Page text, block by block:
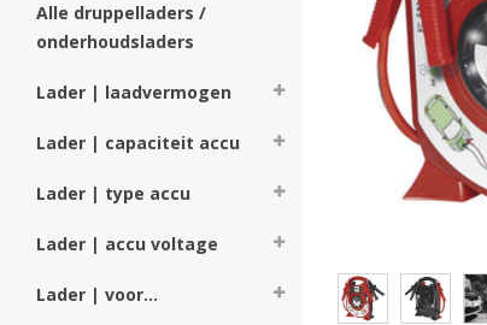
Alle druppelladers /
onderhoudsladers
Lader | laadvermogen
Lader | capaciteit accu
Lader | type accu
Lader | accu voltage
Lader | voor...